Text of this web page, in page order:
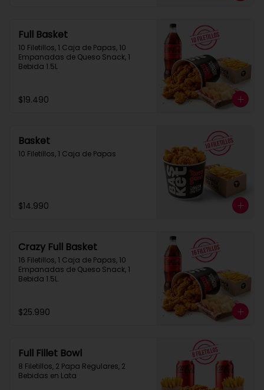
Full Basket
10 Filetillos, 1 Caja de Papas, 10
Empanadas de Queso Snack, 1
Bebida 1.5L
$19.490
Basket
10 Filetillos, 1 Caja de Papas
$14.990
Crazy Full Basket
16 Filetillos, 1 Caja de Papas, 10
Empanadas de Queso Snack, 1
Bebida 1.5L.
$25.990
Full Fillet Bowl
8 Filetillos, 2 Papa Regulares, 2
Bebidas en Lata